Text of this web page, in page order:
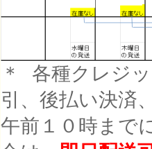
＊ 各種クレジ
引、後払い決済
午前１０時まで